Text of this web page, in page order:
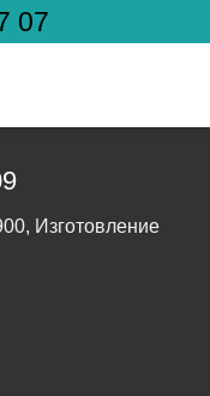
07
, Изготовление